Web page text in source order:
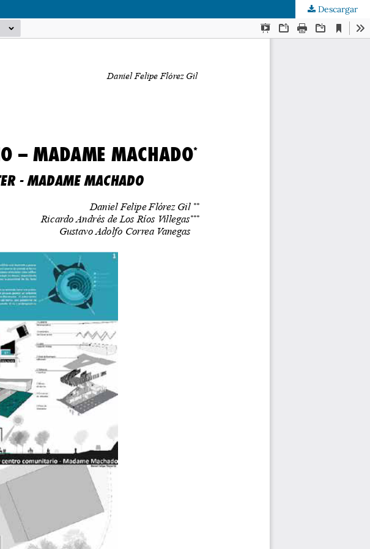
Descargar